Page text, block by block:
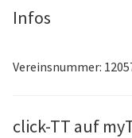
Infos
Vereinsnummer:
click-TT auf